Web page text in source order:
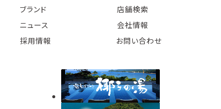
ブランド
店舗検索
ニュース
会社情報
採用情報
お問い合わせ